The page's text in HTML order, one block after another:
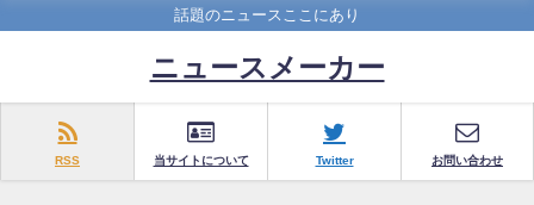
話題のニュースここにあり
ニュースメーカー
RSS 当サイトについて Twitter お問い合わせ